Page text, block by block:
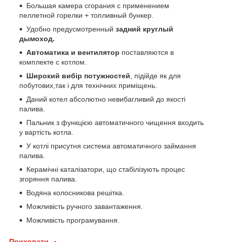
Большая камера сгорания с применением
пеллетной горелки + топливный бункер.
Удобно предусмотренный задний круглый
дымоход.
Автоматика и вентилятор поставляются в
комплекте с котлом.
Широкий вибір потужностей, підійде як для
побутових,так і для технічних приміщень.
Даний котел абсолютно невибагливий до якості
палива.
Пальник з функцією автоматичного чищення входить
у вартість котла.
У котлі присутня система автоматичного займання
палива.
Керамічні каталізатори, що стабілізують процес
згоряння палива.
Водяна колосникова решітка.
Можливість ручного завантаження.
Можливість програмування.